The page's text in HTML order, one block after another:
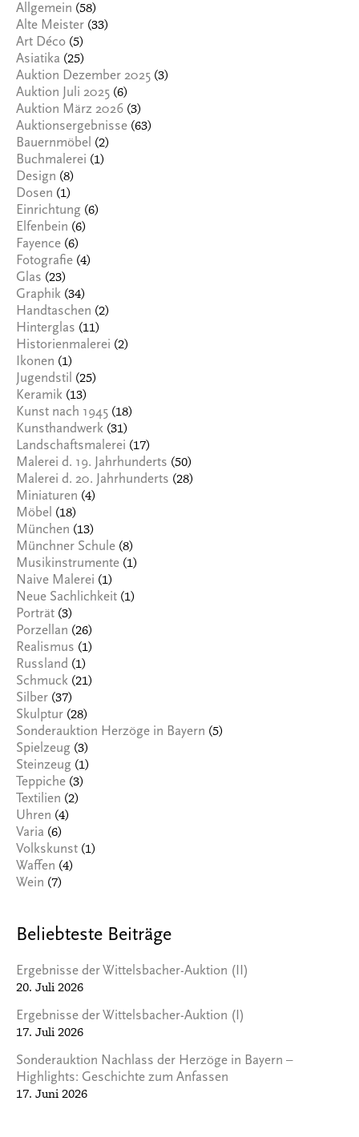
Allgemein (58)
Alte Meister (33)
Art Déco (5)
Asiatika (25)
Auktion Dezember 2025 (3)
Auktion Juli 2025 (6)
Auktion März 2026 (3)
Auktionsergebnisse (63)
Bauernmöbel (2)
Buchmalerei (1)
Design (8)
Dosen (1)
Einrichtung (6)
Elfenbein (6)
Fayence (6)
Fotografie (4)
Glas (23)
Graphik (34)
Handtaschen (2)
Hinterglas (11)
Historienmalerei (2)
Ikonen (1)
Jugendstil (25)
Keramik (13)
Kunst nach 1945 (18)
Kunsthandwerk (31)
Landschaftsmalerei (17)
Malerei d. 19. Jahrhunderts (50)
Malerei d. 20. Jahrhunderts (28)
Miniaturen (4)
Möbel (18)
München (13)
Münchner Schule (8)
Musikinstrumente (1)
Naive Malerei (1)
Neue Sachlichkeit (1)
Porträt (3)
Porzellan (26)
Realismus (1)
Russland (1)
Schmuck (21)
Silber (37)
Skulptur (28)
Sonderauktion Herzöge in Bayern (5)
Spielzeug (3)
Steinzeug (1)
Teppiche (3)
Textilien (2)
Uhren (4)
Varia (6)
Volkskunst (1)
Waffen (4)
Wein (7)
Beliebteste Beiträge
Ergebnisse der Wittelsbacher-Auktion (II)
20. Juli 2026
Ergebnisse der Wittelsbacher-Auktion (I)
17. Juli 2026
Sonderauktion Nachlass der Herzöge in Bayern –
Highlights: Geschichte zum Anfassen
17. Juni 2026